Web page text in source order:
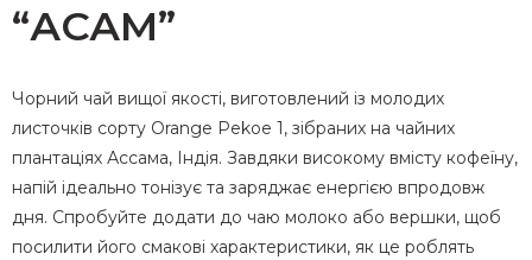
Чорний чай вищої якості, виготовлений із молодих
листочків сорту Orange Pekoe 1, зібраних на чайних
плантаціях Ассама, Індія. Завдяки високому вмісту кофеїну,
напій ідеально тонізує та заряджає енергією впродовж
дня. Спробуйте додати до чаю молоко або вершки, щоб
посилити його смакові характеристики, як це роблять
“АСАМ”